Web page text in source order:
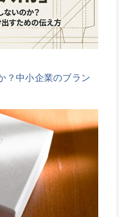
？中小企業のブラン